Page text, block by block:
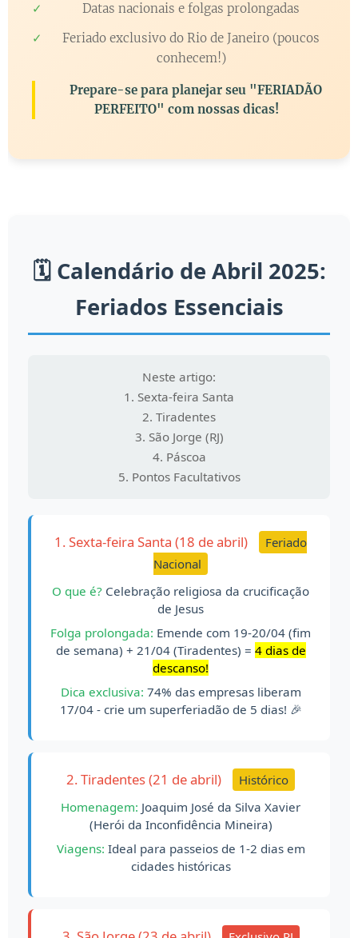
Datas nacionais e folgas prolongadas
Feriado exclusivo do Rio de Janeiro (poucos
conhecem!)
🚀 Prepare-se para planejar seu "FERIADÃO
PERFEITO" com nossas dicas!
🗓️ Calendário de Abril 2025:
Feriados Essenciais
Neste artigo:
1. Sexta-feira Santa
2. Tiradentes
3. São Jorge (RJ)
4. Páscoa
5. Pontos Facultativos
1. Sexta-feira Santa (18 de abril)
Feriado
Nacional
O que é? Celebração religiosa da crucificação
de Jesus
Folga prolongada: Emende com 19-20/04 (fim
de semana) + 21/04 (Tiradentes) = 4 dias de
descanso!
Dica exclusiva: 74% das empresas liberam
17/04 - crie um superferiadão de 5 dias! 🎉
2. Tiradentes (21 de abril)
Histórico
Homenagem: Joaquim José da Silva Xavier
(Herói da Inconfidência Mineira)
Viagens: Ideal para passeios de 1-2 dias em
cidades históricas